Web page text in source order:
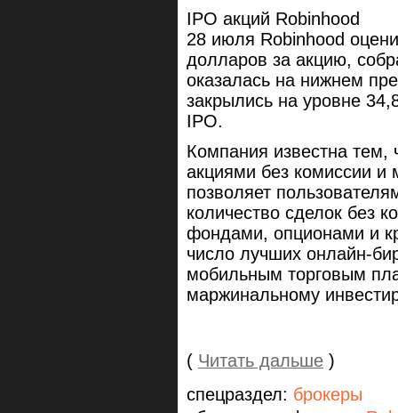
IPO акций Robinhood
28 июля Robinhood
долларов за акцию,
оказалась на нижнем
закрылись на уровне
IPO.
Компания известна тем,
акциями без комиссии
позволяет
количество сделок без
фондами, опционами и
число лучших онлайн-
мобильным торговым
маржинальному
( Читать дальше )
спецраздел: брокеры